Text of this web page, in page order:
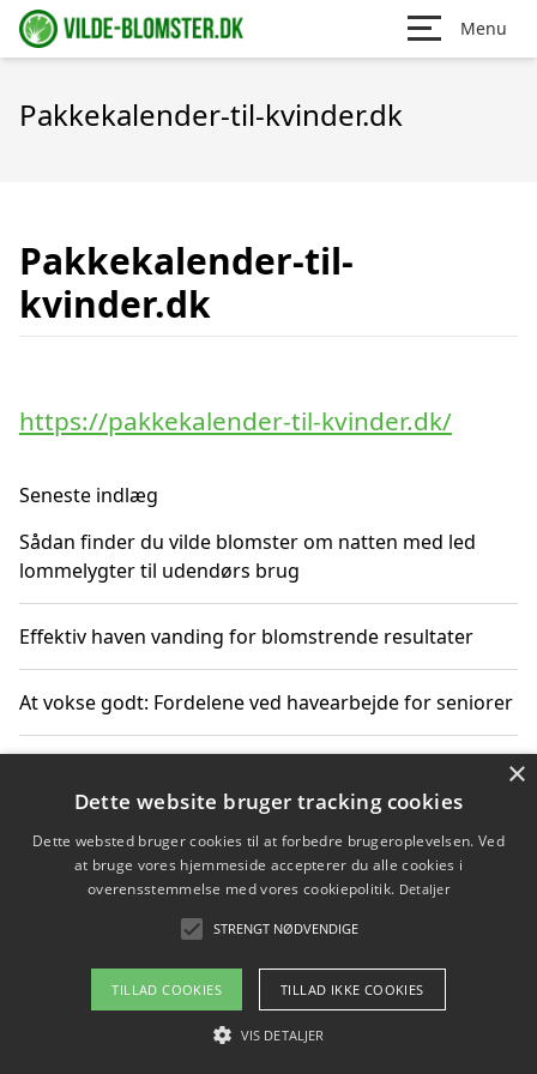
Menu
Pakkekalender-til-kvinder.dk
Pakkekalender-til-
kvinder.dk
https://pakkekalender-til-kvinder.dk/
Seneste indlæg
Sådan finder du vilde blomster om natten med led
lommelygter til udendørs brug
Effektiv haven vanding for blomstrende resultater
At vokse godt: Fordelene ved havearbejde for seniorer
landskabsprojekter
Gør haven til et frirum for familien og naturen
Copyright 2026 - Pilanto Aps
Om / kontakt
Blog Betingelser
×
Dette website bruger tracking cookies
Dette websted bruger cookies til at forbedre brugeroplevelsen. Ved
at bruge vores hjemmeside accepterer du alle cookies i
overensstemmelse med vores cookiepolitik. Detaljer
STRENGT NØDVENDIGE
TILLAD COOKIES TILLAD IKKE COOKIES
VIS DETALJER